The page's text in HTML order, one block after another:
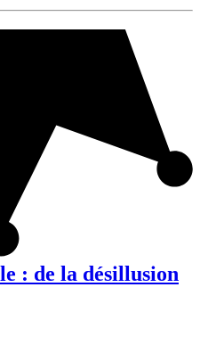
: de la désillusion